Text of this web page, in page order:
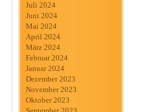
Juli 2024
Juni 2024
Mai 2024
April 2024
März 2024
Februar 2024
Januar 2024
Dezember 2023
November 2023
Oktober 2023